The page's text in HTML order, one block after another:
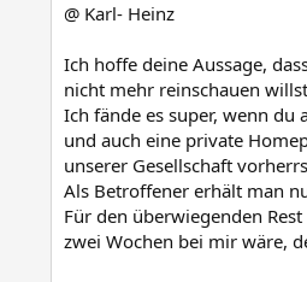
@ Karl- Heinz
Ich hoffe deine Aussage,
nicht mehr reinschauen
Ich fände es super, wenn
und auch eine private
unserer Gesellschaft
Als Betroffener erhält man
Für den überwiegenden
zwei Wochen bei mir wäre,